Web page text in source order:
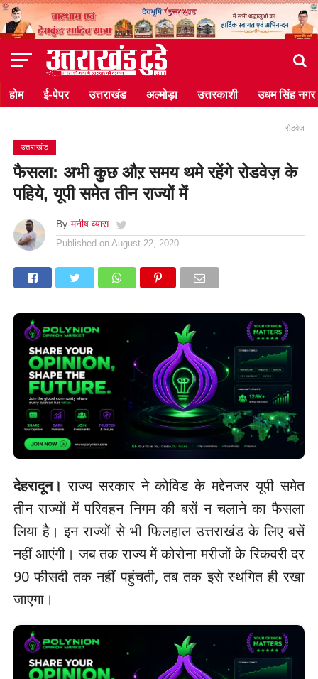
होम ई-पेपर उत्तराखंड अल्मोड़ा उत्तरकाशी उधम सिंह नगर
रोडवेज़
उत्तराखंड
फैसला: अभी कुछ औऱ समय थमे रहेंगे रोडवेज़ के
पहिये, यूपी समेत तीन राज्यों में
By मनीष व्यास
Published on August 22, 2020
देहरादून।राज्य सरकार ने कोविड के मद्देनजर यूपी समेत
तीन राज्यों में परिवहन निगम की बसें न चलाने का फैसला
लिया है। इन राज्यों से भी फिलहाल उत्तराखंड के लिए बसें
नहीं आएंगी। जब तक राज्य में कोरोना मरीजों के रिकवरी दर
90 फीसदी तक नहीं पहुंचती, तब तक इसे स्थगित ही रखा
जाएगा।